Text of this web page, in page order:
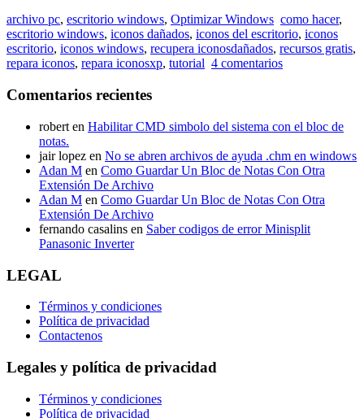
los
del
archivo pc, escritorio windows, Optimizar Windows como hacer,
escritorio windows, iconos dañados, iconos del escritorio, iconos
escritorio, iconos windows, recupera iconosdañados, recursos gratis,
repara iconos, repara iconosxp, tutorial 4 comentarios
Comentarios recientes
robert en Habilitar CMD simbolo del sistema con el bloc de
notas.
jair lopez en No se abren archivos de ayuda .chm en windows
Adan M en Como Guardar Un Bloc de Notas Con Otra
Extensión De Archivo
Adan M en Como Guardar Un Bloc de Notas Con Otra
Extensión De Archivo
fernando casalins en Saber codigos de error Minisplit
Panasonic Inverter
LEGAL
Términos y condiciones
Política de privacidad
Contactenos
Legales y política de privacidad
Términos y condiciones
Política de privacidad